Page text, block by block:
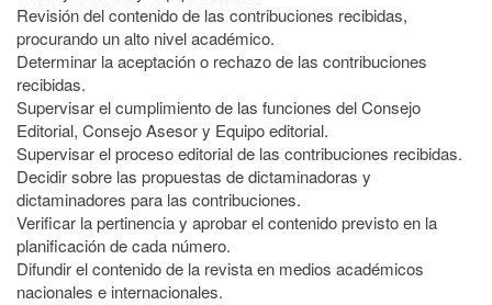
Revisión del contenido de las contribuciones recibidas,
procurando un alto nivel académico.
Determinar la aceptación o rechazo de las contribuciones
recibidas.
Supervisar el cumplimiento de las funciones del Consejo
Editorial, Consejo Asesor y Equipo editorial.
Supervisar el proceso editorial de las contribuciones recibidas.
Decidir sobre las propuestas de dictaminadoras y
dictaminadores para las contribuciones.
Verificar la pertinencia y aprobar el contenido previsto en la
planificación de cada número.
Difundir el contenido de la revista en medios académicos
nacionales e internacionales.